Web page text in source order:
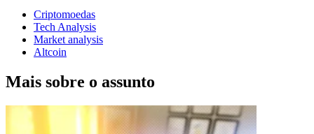
Criptomoedas
Tech Analysis
Market analysis
Altcoin
Mais sobre o assunto